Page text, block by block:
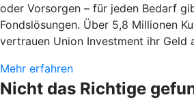
oder Vorsorgen – für jeden Bedarf
Fondslösungen. Über 5,8 Millionen
vertrauen Union Investment ihr Geld
Mehr erfahren
Nicht das Richtige